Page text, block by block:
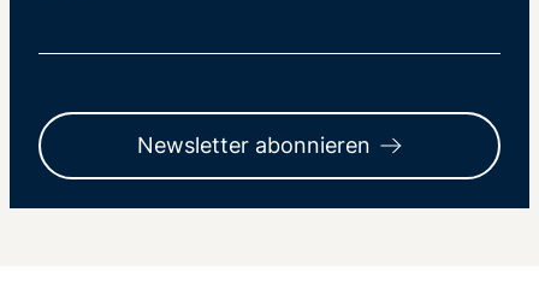
Newsletter abonnieren